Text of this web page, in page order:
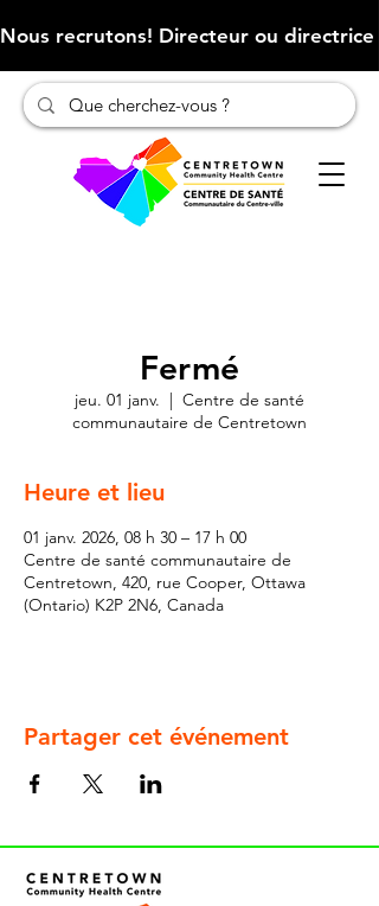
Nous recrutons! Directeur ou
Fermé
jeu. 01 janv.
  |
Centre de santé
communautaire de Centretown
Heure et lieu
01 janv. 2026, 08 h 30 – 17 h 00
Centre de santé communautaire de
Centretown, 420, rue Cooper, Ottawa
(Ontario) K2P 2N6, Canada
Partager cet événement